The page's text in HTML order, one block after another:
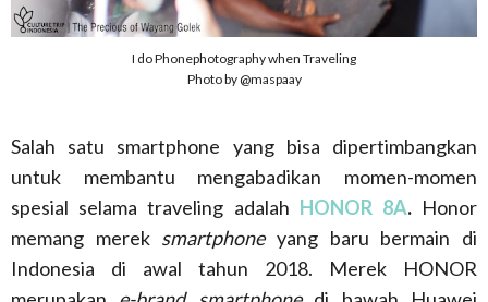
I do Phonephotography when Traveling
Photo by @maspaay
Salah satu smartphone yang bisa dipertimbangkan
untuk membantu mengabadikan momen-momen
spesial selama traveling adalah HONOR 8A.Honor
memang merek smartphoneyang baru bermain di
Indonesia di awal tahun 2018. Merek HONOR